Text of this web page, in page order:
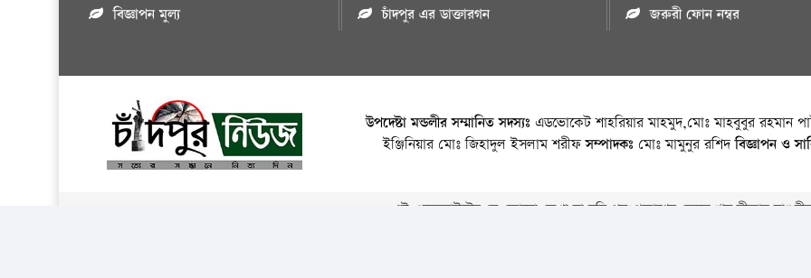
বিজ্ঞাপন মুল্য
চাঁদপুর এর ডাক্তারগন
জরুরী ফোন নম্বর
উপদেষ্টা মন্ডলীর সম্মানিত সদস্যঃ এডভোকেট শাহরিয়ার মাহমুদ,মোঃ মাহবুবুর রহমান
ইঞ্জিনিয়ার মোঃ জিহাদুল ইসলাম শরীফসম্পাদকঃ মোঃ মামুনুর রশিদবিজ্ঞাপন ও
এই ওয়েবসাইটের যে কোনো লেখা বা ছবি পুনঃপ্রকাশের ক্ষেত্রে ঋন স্বীকার